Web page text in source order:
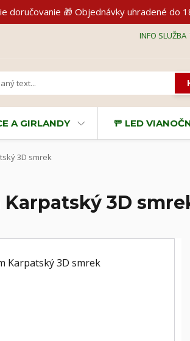
doručovanie 🎁 Objednávky uhradené do
INFO SLUŽBA
A GIRLANDY 🚥 LED
3D smrek
3D